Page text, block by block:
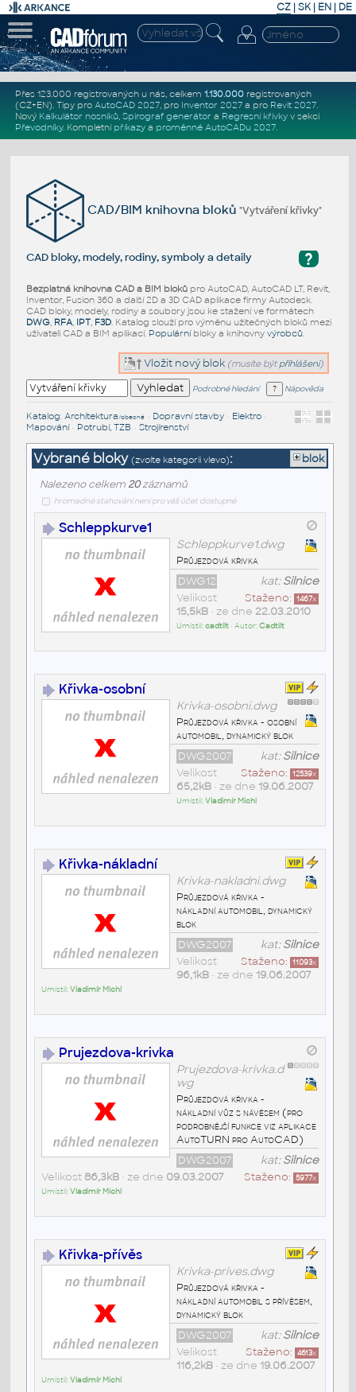
CZ | SK| EN | DE
Přes 123.000 registrovaných u nás, celkem 1.130.000registrovaných
(CZ+EN). Tipy pro AutoCAD 2027, pro Inventor 2027a pro Revit 2027.
Nový Kalkulátor nosníků, Spirograf generátor a Regresní křivkyv sekci
Převodníky. Kompletní příkazya proměnné AutoCADu 2027.
CAD/BIM knihovna bloků"Vytváření křivky"
?
CAD bloky, modely, rodiny, symboly a detaily
Bezplatná knihovna CAD a BIM blokůpro AutoCAD, AutoCAD LT, Revit,
Inventor, Fusion 360 a další 2D a 3D CAD aplikace firmy Autodesk.
CAD bloky, modely, rodiny a soubory jsou ke stažení ve formátech
DWG, RFA, IPT, F3D. Katalog slouží pro výměnu užitečných bloků mezi
uživateli CAD a BIM aplikací. Populárníbloky a knihovny výrobců.
Vložit nový blok (musíte být přihlášeni)
Podrobné hledání Nápověda
Katalog: Architektura/obecné• Dopravní stavby• Elektro•
Mapování• Potrubí, TZB • Strojírenství
Vybrané bloky (zvolte kategorii vlevo): blok
Nalezeno celkem 20záznamů
hromadné stahování není pro váš účet dostupné
Schleppkurve1
Schleppkurve1.dwg
Průjezdová křivka
kat:Silnice
DWG12
Staženo: 1467x
Velikost
15,5kB• ze dne 22.03.2010
Umístil:cadtilt• Autor:Cadtilt
Křivka-osobní
Krivka-osobni.dwg
Průjezdová křivka - osobní
automobil, dynamický blok
kat:Silnice
DWG2007
Staženo: 12539x
Velikost
65,2kB• ze dne 19.06.2007
Umístil:Vladimír Michl
Křivka-nákladní
Krivka-nakladni.dwg
Průjezdová křivka -
nákladní automobil, dynamický
blok
kat:Silnice
DWG2007
Staženo: 11093x
Velikost
96,1kB• ze dne 19.06.2007
Umístil:Vladimír Michl
Prujezdova-krivka
Prujezdova-krivka.d
wg
Průjezdová křivka -
nákladní vůz s návěsem (pro
podrobnější funkce viz aplikace
AutoTURN pro AutoCAD)
kat:Silnice
DWG2007
Staženo: 5977x
Velikost 86,3kB• ze dne 09.03.2007
Umístil:Vladimír Michl
Křivka-přívěs
Krivka-prives.dwg
Průjezdová křivka -
nákladní automobil s přívěsem,
dynamický blok
kat:Silnice
DWG2007
Staženo: 4613x
Velikost
116,2kB• ze dne 19.06.2007
Umístil:Vladimír Michl